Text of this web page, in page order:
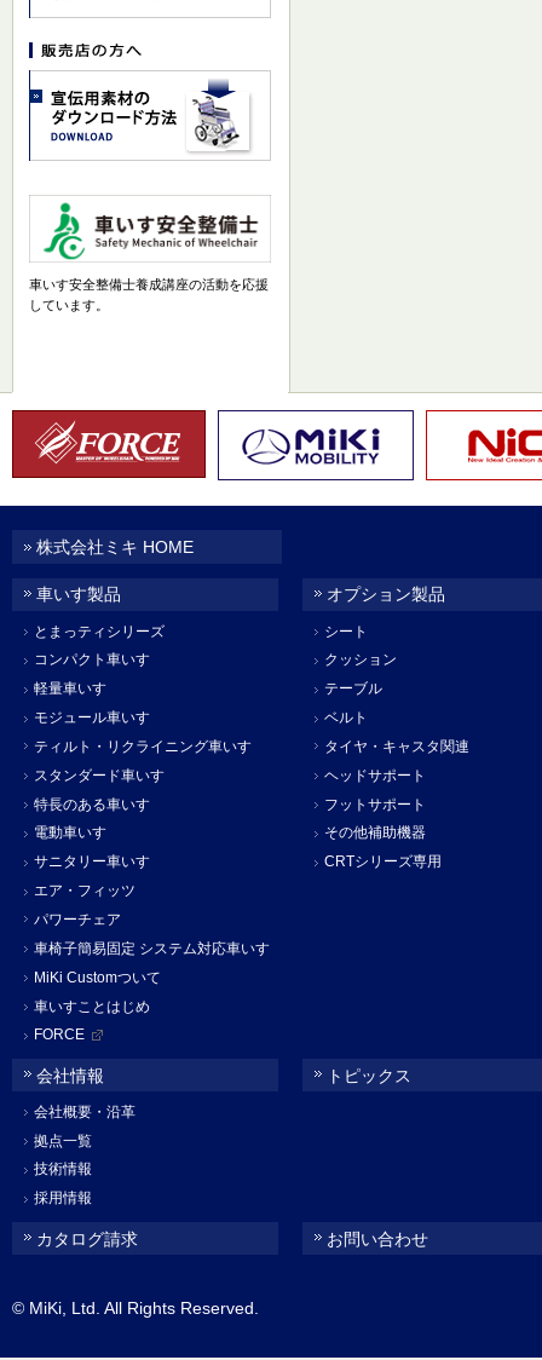
車いす安全整備士養成講座の活動を応援
しています。
株式会社ミキ HOME
車いす製品
とまっティシリーズ
コンパクト車いす
軽量車いす
モジュール車いす
ティルト・リクライニング車いす
スタンダード車いす
特長のある車いす
電動車いす
サニタリー車いす
エア・フィッツ
パワーチェア
車椅子簡易固定 システム対応車いす
MiKi Customついて
車いすことはじめ
FORCE
オプション製品
シート
クッション
テーブル
ベルト
タイヤ・キャスタ関連
ヘッドサポート
フットサポート
その他補助機器
CRTシリーズ専用
会社情報
会社概要・沿革
拠点一覧
技術情報
採用情報
トピックス
カタログ請求 お問い合わせ
© MiKi, Ltd. All Rights Reserved.